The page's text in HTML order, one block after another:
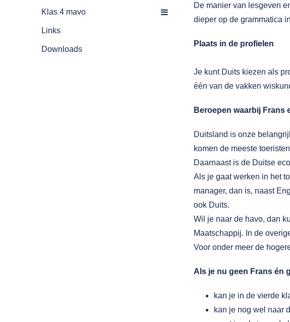
Klas 4 mavo
Links
Downloads
De manier van lesgeven
dieper op de grammatica
Plaats in de profielen
Je kunt Duits kiezen als
één van de vakken
Beroepen waarbij Frans
Duitsland is onze
komen de meeste
Daarnaast is de Duitse
Als je gaat werken in het
manager, dan is, naast
ook Duits.
Wil je naar de havo, dan
Maatschappij. In de
Voor onder meer de
Als je nu geen Frans én
kan je in de vierde
kan je nog wel naar